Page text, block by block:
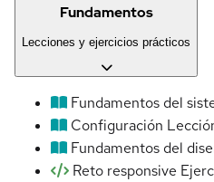
Fundamentos
Lecciones y ejercicios prácticos
Fundamentos del
Configuración
Fundamentos del
Reto responsive